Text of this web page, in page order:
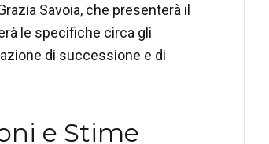
Savoia, che presenterà il
le specifiche circa gli
di successione e di
e Stime